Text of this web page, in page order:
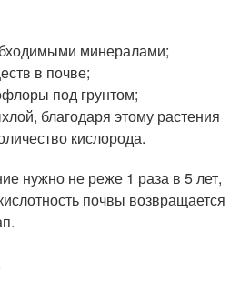
минералами;
в почве;
под грунтом;
благодаря этому растения
кислорода.
нужно не реже 1 раза в 5 лет,
почвы возвращается